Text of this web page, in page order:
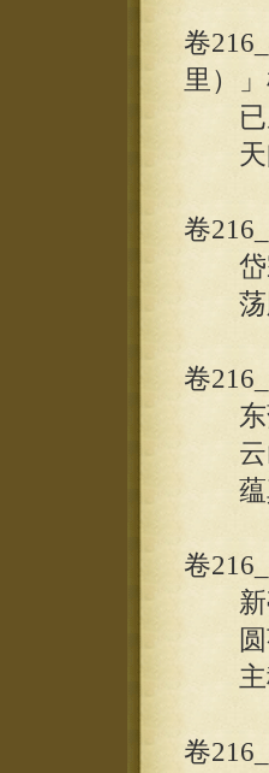
卷
里）
已从
天阙
卷
岱宗
荡胸
卷
东藩
云山
蕴真
卷
新亭
圆荷
主称
卷